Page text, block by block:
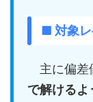
■ 対象
主に偏差
で解けるよ